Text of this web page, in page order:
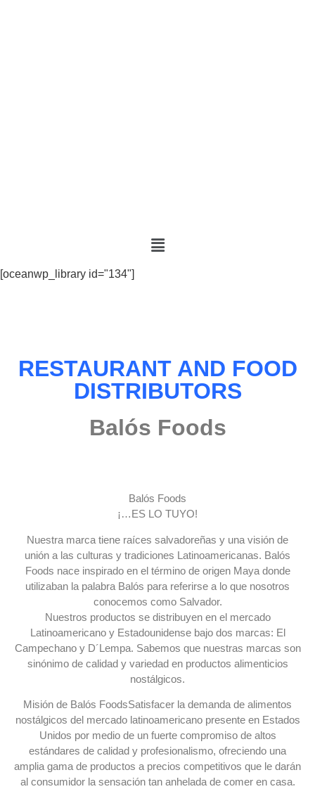
[oceanwp_library id="134"]
RESTAURANT AND FOOD
DISTRIBUTORS
Balós Foods
Balós Foods
¡…ES LO TUYO!
Nuestra marca tiene raíces salvadoreñas y una visión de
unión a las culturas y tradiciones Latinoamericanas. Balós
Foods nace inspirado en el término de origen Maya donde
utilizaban la palabra Balós para referirse a lo que nosotros
conocemos como Salvador.
Nuestros productos se distribuyen en el mercado
Latinoamericano y Estadounidense bajo dos marcas: El
Campechano y D´Lempa. Sabemos que nuestras marcas son
sinónimo de calidad y variedad en productos alimenticios
nostálgicos.
Misión de Balós FoodsSatisfacer la demanda de alimentos
nostálgicos del mercado latinoamericano presente en Estados
Unidos por medio de un fuerte compromiso de altos
estándares de calidad y profesionalismo, ofreciendo una
amplia gama de productos a precios competitivos que le darán
al consumidor la sensación tan anhelada de comer en casa.